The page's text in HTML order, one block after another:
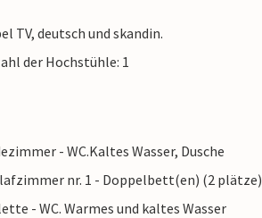
TV, deutsch und skandin.
der Hochstühle: 1
- WC.Kaltes Wasser, Dusche
nr. 1 - Doppelbett(en) (2 plätze)
- WC. Warmes und kaltes Wasser